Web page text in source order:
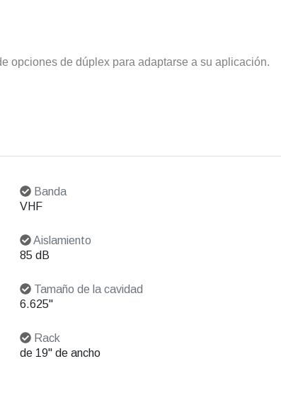
opciones de dúplex para adaptarse a su aplicación.
Banda
VHF
Aislamiento
85 dB
Tamaño de la cavidad
6.625"
Rack
de 19" de ancho